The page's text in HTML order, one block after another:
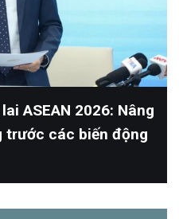
ASEAN 2026: Nâng
trước các biến động